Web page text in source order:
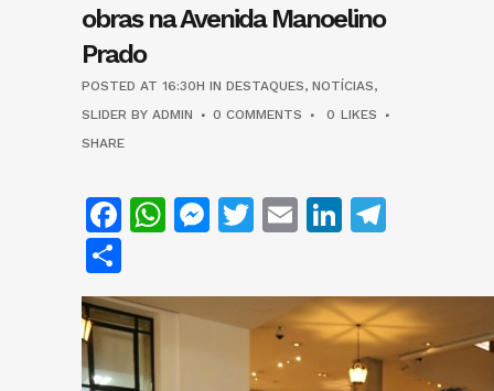
obras na Avenida Manoelino
Prado
POSTED AT 16:30H IN DESTAQUES, NOTÍCIAS,
SLIDER BY ADMIN 0 COMMENTS 0 LIKES
SHARE
Facebook
WhatsApp
Messenger
Twitter
EmailLinkedIn